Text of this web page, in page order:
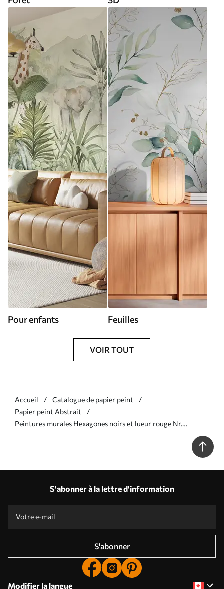
Pour enfants Feuilles
VOIR TOUT
Accueil
Catalogue de papier peint
Papier peint Abstrait
Peintures murales Hexagones noirs et lueur rouge Nr.
S'abonner à la lettre d'information
S'abonner
Modifier la langue